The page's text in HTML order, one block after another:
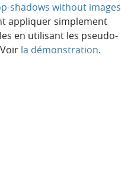
shadows without images
appliquer simplement
en utilisant les pseudo-
la démonstration.